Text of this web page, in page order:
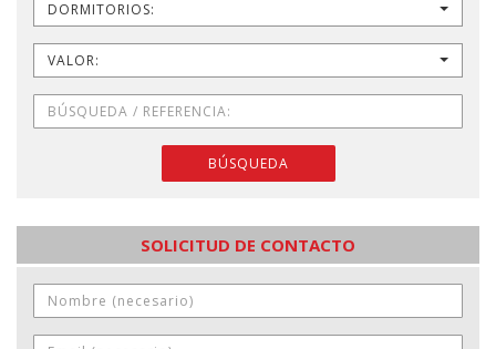
DORMITORIOS:
VALOR:
BÚSQUEDA
SOLICITUD DE CONTACTO